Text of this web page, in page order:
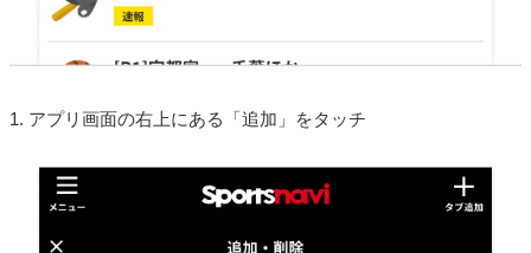
1. アプリ画面の右上にある「追加」をタッチ